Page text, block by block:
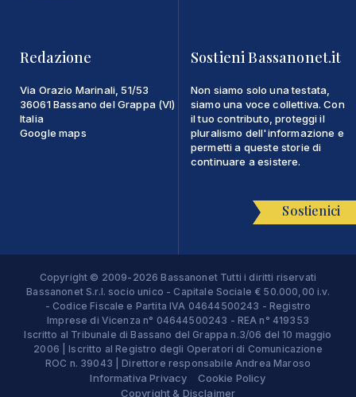
Redazione
Via Orazio Marinali, 51/53
36061 Bassano del Grappa (VI)
Italia
Google maps
Sostieni Bassanonet.it
Non siamo solo una testata,
siamo una voce collettiva. Con
il tuo contributo, proteggi il
pluralismo dell'informazione e
permetti a queste storie di
continuare a esistere.
Sostienici
Copyright © 2009-2026 Bassanonet Tutti i diritti riservati
Bassanonet S.r.l. socio unico - Capitale Sociale € 50.000,00 i.v.
- Codice Fiscale e Partita IVA 04644500243 - Registro
Imprese di Vicenza n° 04644500243 - REA n° 419353
Iscritto al Tribunale di Bassano del Grappa n.3/06 del 10 maggio
2006 | Iscritto al Registro degli Operatori di Comunicazione
ROC n. 39043 | Direttore responsabile Andrea Maroso
Informativa Privacy
Cookie Policy
Copyright & Disclaimer